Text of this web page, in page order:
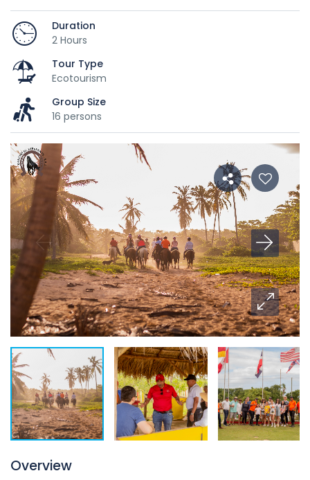
Duration
2 Hours
Tour Type
Ecotourism
Group Size
16 persons
Overview